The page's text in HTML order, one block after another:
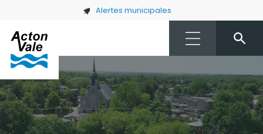
Skip to main content Alertes municipales